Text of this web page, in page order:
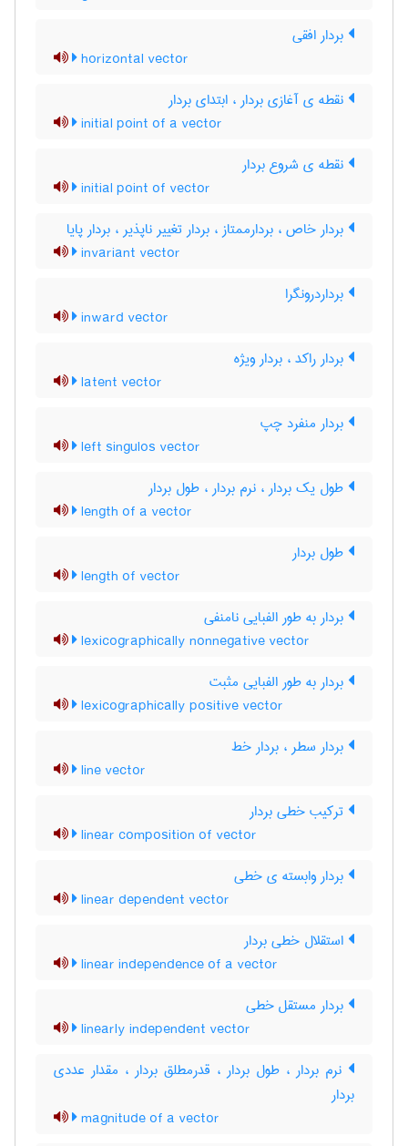
بردار افقی
horizontal vector
نقطه ی آغازی بردار ، ابتدای بردار
initial point of a vector
نقطه ی شروع بردار
initial point of vector
بردار خاص ، بردارممتاز ، بردار تغییر ناپذیر ، بردار پایا
invariant vector
برداردرونگرا
inward vector
بردار راکد ، بردار ویژه
latent vector
بردار منفرد چپ
left singulos vector
طول یک بردار ، نرم بردار ، طول بردار
length of a vector
طول بردار
length of vector
بردار به طور الفبایی نامنفی
lexicographically nonnegative vector
بردار به طور الفبایی مثبت
lexicographically positive vector
بردار سطر ، بردار خط
line vector
ترکیب خطی بردار
linear composition of vector
بردار وابسته ی خطی
linear dependent vector
استقلال خطی بردار
linear independence of a vector
بردار مستقل خطی
linearly independent vector
نرم بردار ، طول بردار ، قدرمطلق بردار ، مقدار عددی
بردار
magnitude of a vector